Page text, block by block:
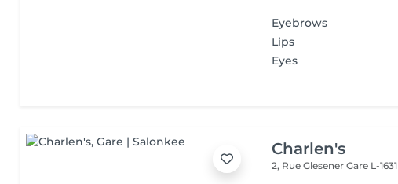
Eyebrows
Lips
Eyes
Charlen's
2, Rue GlesenerGare L-1631